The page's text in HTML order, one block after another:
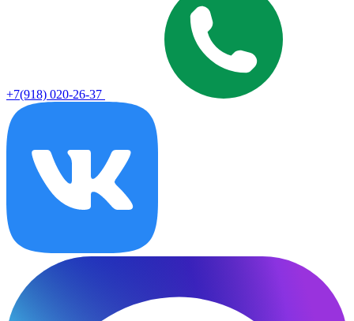
+7(918) 020-26-37